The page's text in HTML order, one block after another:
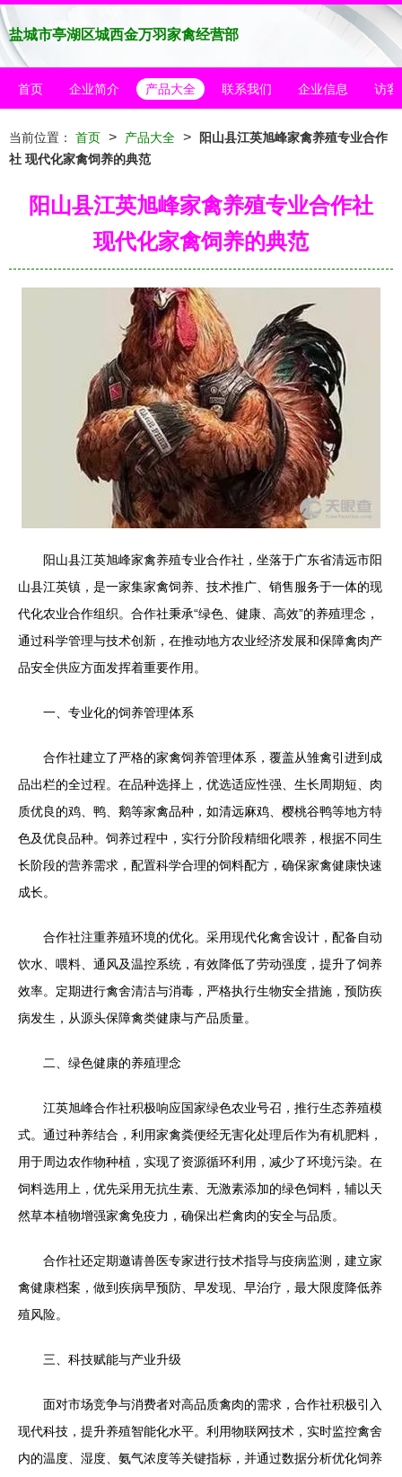
盐城市亭湖区城西金万羽家禽经营部
首页 企业简介 产品大全 联系我们 企业信息 访客
当前位置： 首页 > 产品大全 >
阳山县江英旭峰家禽养殖专业合作
社 现代化家禽饲养的典范
阳山县江英旭峰家禽养殖专业合作社
现代化家禽饲养的典范
阳山县江英旭峰家禽养殖专业合作社，坐落于广东省清远市阳
山县江英镇，是一家集家禽饲养、技术推广、销售服务于一体的现
代化农业合作组织。合作社秉承“绿色、健康、高效”的养殖理念，
通过科学管理与技术创新，在推动地方农业经济发展和保障禽肉产
品安全供应方面发挥着重要作用。
一、专业化的饲养管理体系
合作社建立了严格的家禽饲养管理体系，覆盖从雏禽引进到成
品出栏的全过程。在品种选择上，优选适应性强、生长周期短、肉
质优良的鸡、鸭、鹅等家禽品种，如清远麻鸡、樱桃谷鸭等地方特
色及优良品种。饲养过程中，实行分阶段精细化喂养，根据不同生
长阶段的营养需求，配置科学合理的饲料配方，确保家禽健康快速
成长。
合作社注重养殖环境的优化。采用现代化禽舍设计，配备自动
饮水、喂料、通风及温控系统，有效降低了劳动强度，提升了饲养
效率。定期进行禽舍清洁与消毒，严格执行生物安全措施，预防疾
病发生，从源头保障禽类健康与产品质量。
二、绿色健康的养殖理念
江英旭峰合作社积极响应国家绿色农业号召，推行生态养殖模
式。通过种养结合，利用家禽粪便经无害化处理后作为有机肥料，
用于周边农作物种植，实现了资源循环利用，减少了环境污染。在
饲料选用上，优先采用无抗生素、无激素添加的绿色饲料，辅以天
然草本植物增强家禽免疫力，确保出栏禽肉的安全与品质。
合作社还定期邀请兽医专家进行技术指导与疫病监测，建立家
禽健康档案，做到疾病早预防、早发现、早治疗，最大限度降低养
殖风险。
三、科技赋能与产业升级
面对市场竞争与消费者对高品质禽肉的需求，合作社积极引入
现代科技，提升养殖智能化水平。利用物联网技术，实时监控禽舍
内的温度、湿度、氨气浓度等关键指标，并通过数据分析优化饲养